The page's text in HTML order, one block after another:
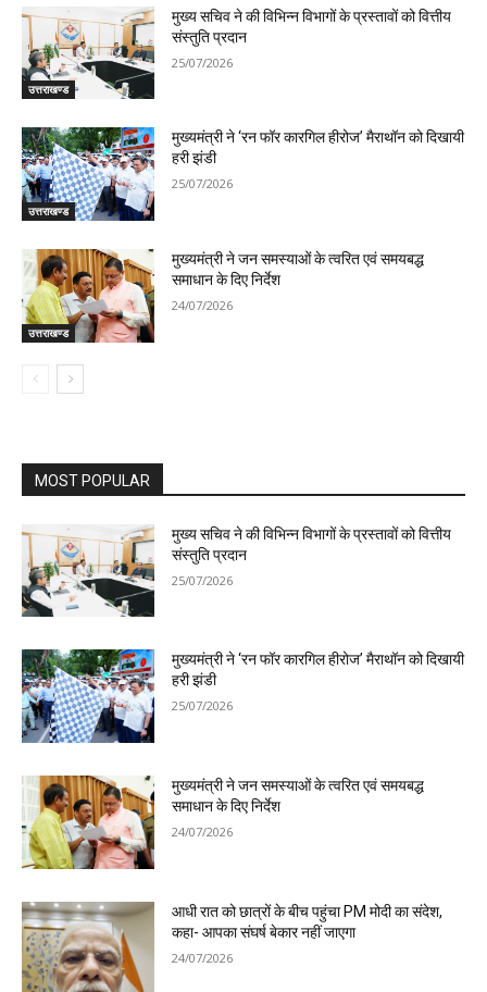
उत्तराखण्ड
मुख्य सचिव ने की विभिन्न विभागों के प्रस्तावों को वित्तीय
संस्तुति प्रदान
25/07/2026
उत्तराखण्ड
मुख्यमंत्री ने ‘रन फॉर कारगिल हीरोज’ मैराथॉन को दिखायी
हरी झंडी
25/07/2026
उत्तराखण्ड
मुख्यमंत्री ने जन समस्याओं के त्वरित एवं समयबद्ध
समाधान के दिए निर्देश
24/07/2026
MOST POPULAR
मुख्य सचिव ने की विभिन्न विभागों के प्रस्तावों को वित्तीय
संस्तुति प्रदान
25/07/2026
मुख्यमंत्री ने ‘रन फॉर कारगिल हीरोज’ मैराथॉन को दिखायी
हरी झंडी
25/07/2026
मुख्यमंत्री ने जन समस्याओं के त्वरित एवं समयबद्ध
समाधान के दिए निर्देश
24/07/2026
आधी रात को छात्रों के बीच पहुंचा PM मोदी का संदेश,
कहा- आपका संघर्ष बेकार नहीं जाएगा
24/07/2026